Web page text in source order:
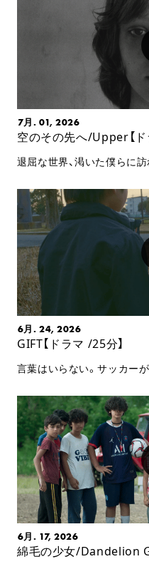
7月. 01, 2026
空のその先へ/Upper【ド
退屈な世界、渇いた僕らに訪
6月. 24, 2026
GIFT【ドラマ /25分】
言葉はいらない。サッカー
6月. 17, 2026
綿毛の少女/Dandelion